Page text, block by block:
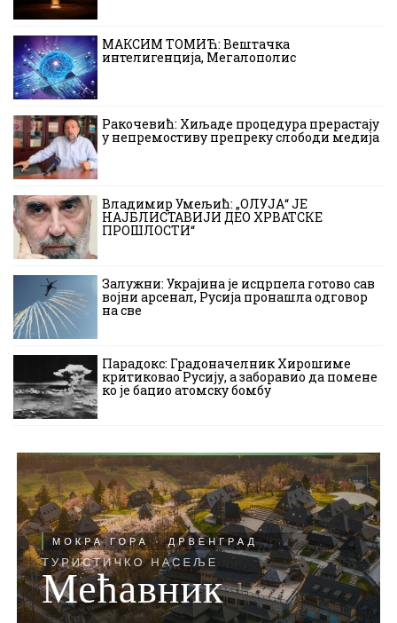
МАКСИМ ТОМИЋ: Вештачка
интелигенција, Мегалополис
Ракочевић: Хиљаде процедура прерастају
у непремостиву препреку слободи медија
Владимир Умељић: „ОЛУЈА“ ЈЕ
НАЈБЛИСТАВИЈИ ДЕО ХРВАТСКЕ
ПРОШЛОСТИ“
Залужни: Украјина је исцрпела готово сав
војни арсенал, Русија пронашла одговор
на све
Парадокс: Градоначелник Хирошиме
критиковао Русију, а заборавио да помене
ко је бацио атомску бомбу